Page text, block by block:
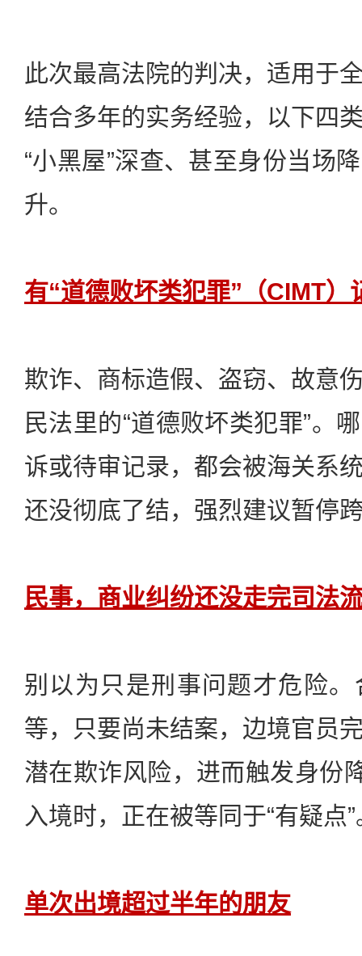
此次最高法院的判决，适用于
结合多年的实务经验，以下四
“小黑屋”深查、甚至身份当场
升。
有“道德败坏类犯罪”（CIMT）
欺诈、商标造假、盗窃、故
民法里的“道德败坏类犯罪”。
诉或待审记录，都会被海关系
还没彻底了结，强烈建议暂停
民事，商业纠纷还没走完司法
别以为只是刑事问题才危险
等，只要尚未结案，边境官员
潜在欺诈风险，进而触发身份
入境时，正在被等同于“有疑点”
单次出境超过半年的朋友